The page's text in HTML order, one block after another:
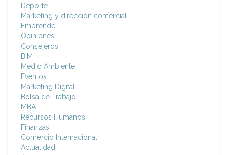
Deporte
Marketing y dirección comercial
Emprende
Opiniones
Consejeros
BIM
Medio Ambiente
Eventos
Marketing Digital
Bolsa de Trabajo
MBA
Recursos Humanos
Finanzas
Comercio Internacional
Actualidad